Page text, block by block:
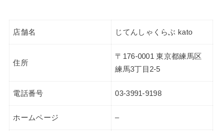
店舗名 じてんしゃくらぶ kato
住所
〒176-0001 東京都練馬区
練馬3丁目2-5
電話番号 03-3991-9198
ホームページ –